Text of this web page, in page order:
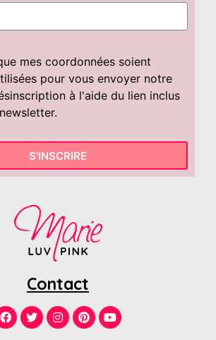
mes coordonnées soient
pour vous envoyer notre
à l'aide du lien inclus
S'INSCRIRE
Contact